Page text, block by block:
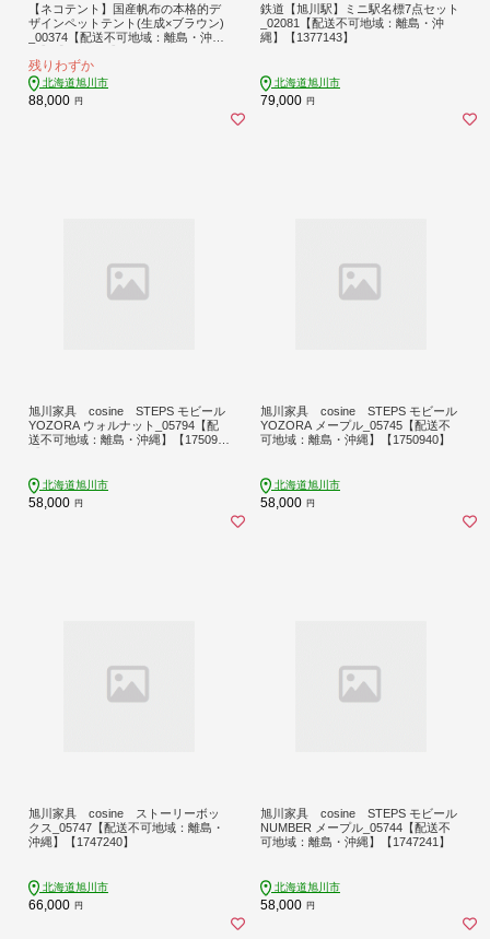
【ネコテント】国産帆布の本格的デ
ザインペットテント(生成×ブラウン)
_00374【配送不可地域：離島・沖
残りわずか
北海道旭川市
88,000 円
鉄道【旭川駅】ミニ駅名標7点セット
_02081【配送不可地域：離島・沖
縄】【1377143】
北海道旭川市
79,000 円
旭川家具 cosine STEPS モビール
YOZORA ウォルナット_05794【配
送不可地域：離島・沖縄】【175093
北海道旭川市
58,000 円
旭川家具 cosine STEPS モビール
YOZORA メープル_05745【配送不
可地域：離島・沖縄】【1750940】
北海道旭川市
58,000 円
旭川家具 cosine ストーリーボッ
クス_05747【配送不可地域：離島・
沖縄】【1747240】
北海道旭川市
66,000 円
旭川家具 cosine STEPS モビール
NUMBER メープル_05744【配送不
可地域：離島・沖縄】【1747241】
北海道旭川市
58,000 円